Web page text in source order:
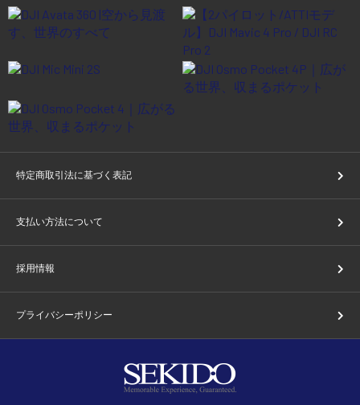
特定商取引法に基づく表記
支払い方法について
採用情報
プライバシーポリシー